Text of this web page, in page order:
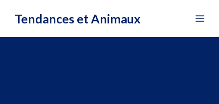
Tendances et Animaux